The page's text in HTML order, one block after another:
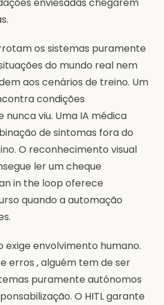
os sistemas puramente
do mundo real nem
aos cenários de treino. Um
condições
viu. Uma IA médica
de sintomas fora do
O reconhecimento visual
ler um cheque
in the loop oferece
quando a automação
exige envolvimento humano.
erros , alguém tem de ser
puramente autónomos
O HITL garante